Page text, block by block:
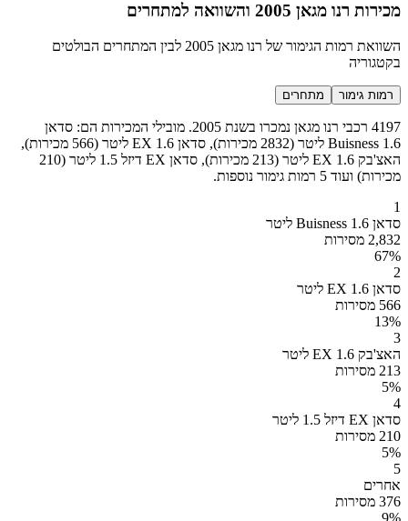
מכירות רנו מגאן 2005 והשוואה למתחרים
השוואת רמות הגימור של רנו מגאן 2005 לבין המתחרים הבולטים
בקטגוריה
רמות גימור מתחרים
4197 רכבי רנו מגאן נמכרו בשנת 2005. מובילי המכירות הם: סדאן
Buisness 1.6 ליטר (2832 מכירות), סדאן EX 1.6 ליטר (566 מכירות),
האצ'בק EX 1.6 ליטר (213 מכירות), סדאן EX דיזל 1.5 ליטר (210
מכירות) ועוד 5 רמות גימור נוספות.
1
סדאן Buisness 1.6 ליטר
2,832 מסירות
67%
2
סדאן EX 1.6 ליטר
566 מסירות
13%
3
האצ'בק EX 1.6 ליטר
213 מסירות
5%
4
סדאן EX דיזל 1.5 ליטר
210 מסירות
5%
5
אחרים
376 מסירות